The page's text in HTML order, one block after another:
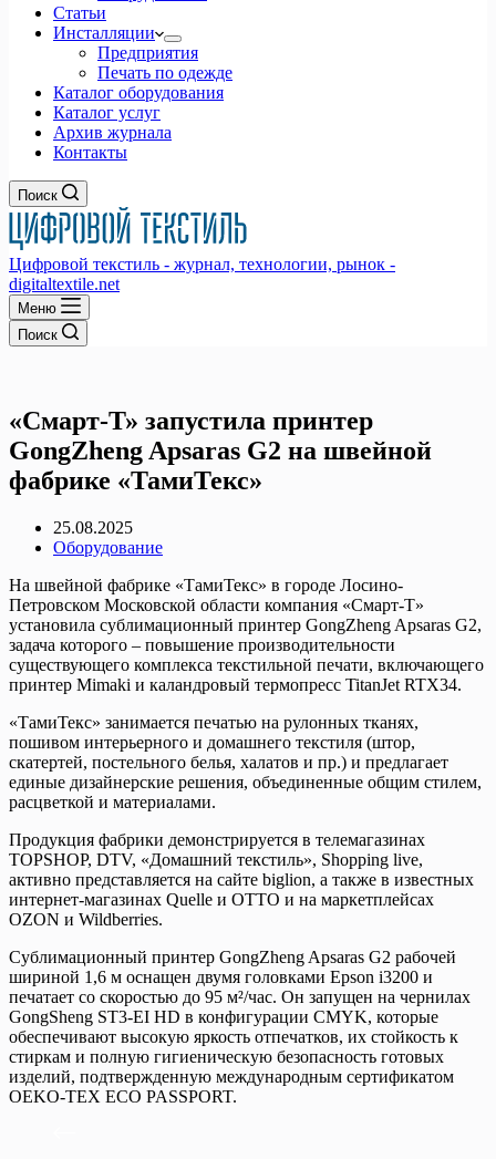
Статьи
Инсталляции
Предприятия
Печать по одежде
Каталог оборудования
Каталог услуг
Архив журнала
Контакты
Поиск
Цифровой текстиль - журнал, технологии, рынок -
digitaltextile.net
Меню
Поиск
«Смарт-Т» запустила принтер
GongZheng Apsaras G2 на швейной
фабрике «ТамиТекс»
25.08.2025
Оборудование
На швейной фабрике «ТамиТекс» в городе Лосино-
Петровском Московской области компания «Смарт-Т»
установила сублимационный принтер GongZheng Apsaras G2,
задача которого – повышение производительности
существующего комплекса текстильной печати, включающего
принтер Mimaki и каландровый термопресс TitanJet RTX34.
«ТамиТекс» занимается печатью на рулонных тканях,
пошивом интерьерного и домашнего текстиля (штор,
скатертей, постельного белья, халатов и пр.) и предлагает
единые дизайнерские решения, объединенные общим стилем,
расцветкой и материалами.
Продукция фабрики демонстрируется в телемагазинах
TOPSHOP, DTV, «Домашний текстиль», Shopping live,
активно представляется на сайте biglion, а также в известных
интернет-магазинах Quelle и OTTO и на маркетплейсах
OZON и Wildberries.
Сублимационный принтер GongZheng Apsaras G2 рабочей
шириной 1,6 м оснащен двумя головками Epson i3200 и
печатает со скоростью до 95 м²/час. Он запущен на чернилах
GongSheng ST3-EI HD в конфигурации CMYK, которые
обеспечивают высокую яркость отпечатков, их стойкость к
стиркам и полную гигиеническую безопасность готовых
изделий, подтвержденную международным сертификатом
OEKO-TEX ECO PASSPORT.